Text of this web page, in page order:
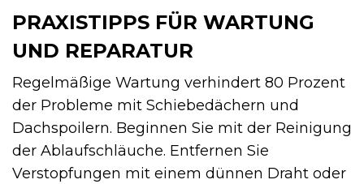
PRAXISTIPPS FÜR WARTUNG
UND REPARATUR
Regelmäßige Wartung verhindert 80 Prozent
der Probleme mit Schiebedächern und
Dachspoilern. Beginnen Sie mit der Reinigung
der Ablaufschläuche. Entfernen Sie
Verstopfungen mit einem dünnen Draht oder